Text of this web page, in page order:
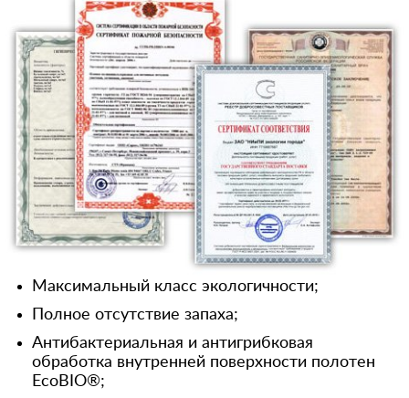
Максимальный класс экологичности;
Полное отсутствие запаха;
Антибактериальная и антигрибковая
обработка внутренней поверхности полотен
EcoBIO®;